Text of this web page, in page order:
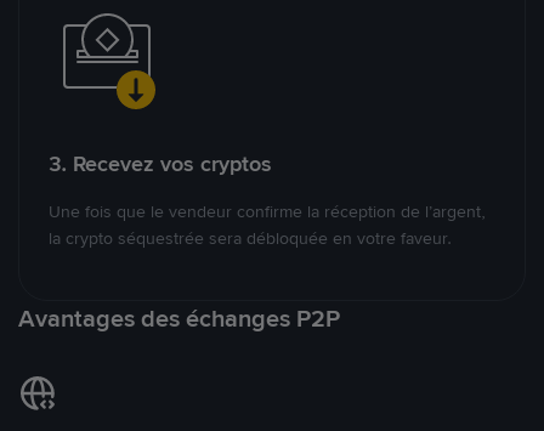
3. Recevez vos cryptos
Une fois que le vendeur confirme la réception de l’argent,
la crypto séquestrée sera débloquée en votre faveur.
Avantages des échanges P2P